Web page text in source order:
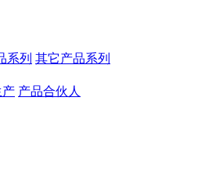
系列 其它产品系列
产 产品合伙人